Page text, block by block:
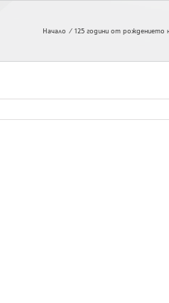
Начало 125 години от рождението